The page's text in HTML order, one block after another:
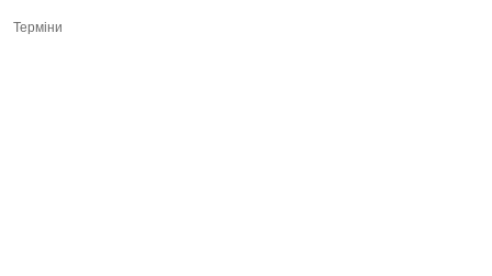
Терміни